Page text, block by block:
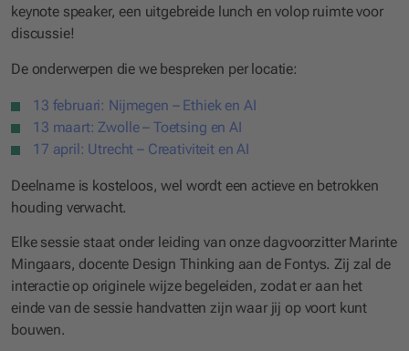
keynote speaker, een uitgebreide lunch en volop ruimte voor
discussie!
De onderwerpen die we bespreken per locatie:
13 februari: Nijmegen – Ethiek en AI
13 maart: Zwolle – Toetsing en AI
17 april: Utrecht – Creativiteit en AI
Deelname is kosteloos, wel wordt een actieve en betrokken
houding verwacht.
Elke sessie staat onder leiding van onze dagvoorzitter Marinte
Mingaars, docente Design Thinking aan de Fontys. Zij zal de
interactie op originele wijze begeleiden, zodat er aan het
einde van de sessie handvatten zijn waar jij op voort kunt
bouwen.